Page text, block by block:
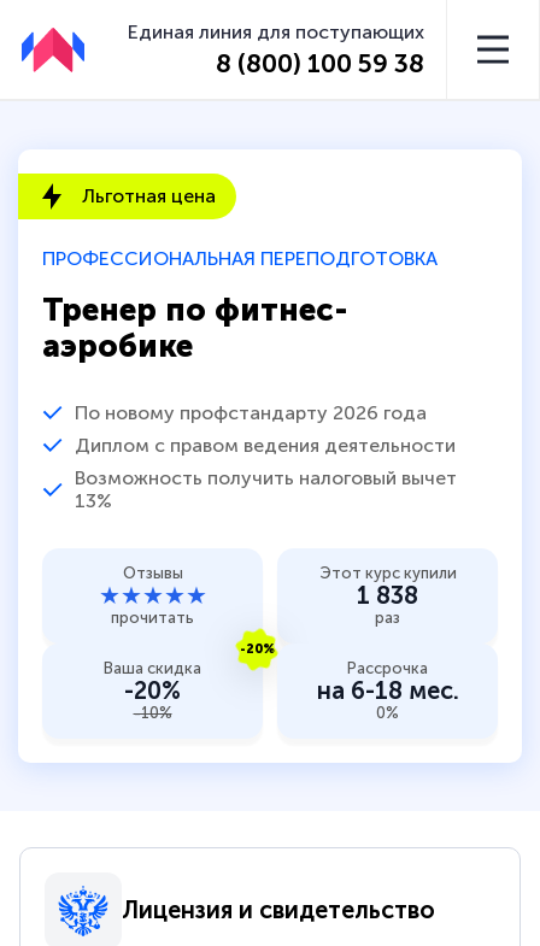
Единая линия для поступающих
8 (800) 100 59 38
ПРОФЕССИОНАЛЬНАЯ ПЕРЕПОДГОТОВКА
Тренер по фитнес-
аэробике
По новому профстандарту 2026 года
Диплом с правом ведения деятельности
Возможность получить налоговый вычет
13%
Льготная цена
Отзывы
★★★★★
прочитать
Этот курс купили
1 838
раз
-20%
Ваша скидка
-20%
-10%
Рассрочка
на 6-18 мес.
0%
Лицензия и свидетельство